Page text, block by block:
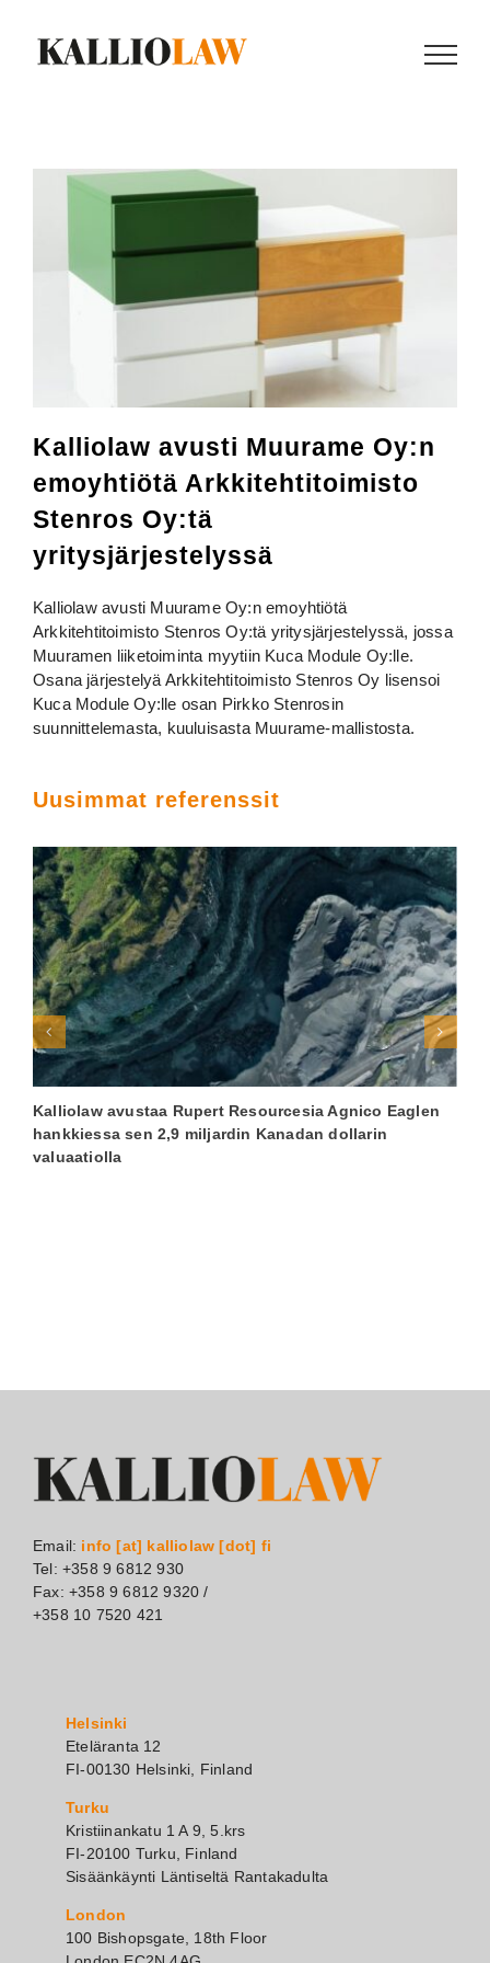
content
Kalliolaw avusti Muurame Oy:n
emoyhtiötä Arkkitehtitoimisto
Stenros Oy:tä
yritysjärjestelyssä
Kalliolaw avusti Muurame Oy:n emoyhtiötä
Arkkitehtitoimisto Stenros Oy:tä yritysjärjestelyssä, jossa
Muuramen liiketoiminta myytiin Kuca Module Oy:lle.
Osana järjestelyä Arkkitehtitoimisto Stenros Oy lisensoi
Kuca Module Oy:lle osan Pirkko Stenrosin
suunnittelemasta, kuuluisasta Muurame-mallistosta.
Uusimmat referenssit
Kalliolaw avustaa Rupert Resourcesia Agnico Eaglen
hankkiessa sen 2,9 miljardin Kanadan dollarin
valuaatiolla
Email: info [at] kalliolaw [dot] fi
Tel: +358 9 6812 930
Fax: +358 9 6812 9320 /
+358 10 7520 421
Helsinki
Eteläranta 12
FI-00130 Helsinki, Finland
Turku
Kristiinankatu 1 A 9, 5.krs
FI-20100 Turku, Finland
Sisäänkäynti Läntiseltä Rantakadulta
London
100 Bishopsgate, 18th Floor